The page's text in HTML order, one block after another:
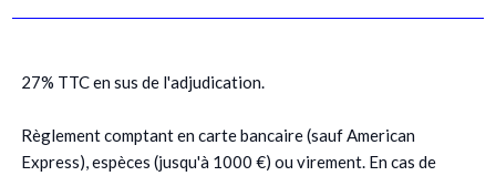
27% TTC en sus de l'adjudication.
Règlement comptant en carte bancaire (sauf American
Express), espèces (jusqu'à 1000 €) ou virement. En cas de